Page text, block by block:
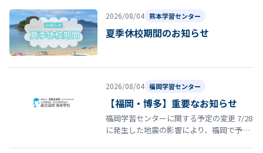
2026/08/04 熊本学習センター
夏季休校期間のお知らせ
2026/08/04 福岡学習センター
【福岡・博多】重要なお知らせ
福岡学習センターに関する予定の変更 7/28
に発生した地震の影響により、福岡で予定